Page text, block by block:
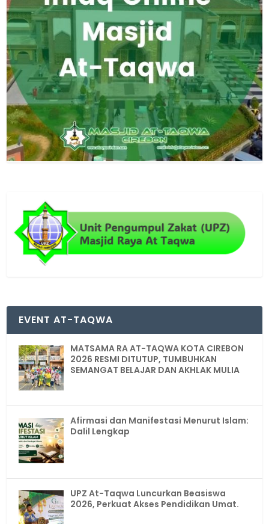
EVENT AT-TAQWA
MATSAMA RA AT-TAQWA KOTA CIREBON
2026 RESMI DITUTUP, TUMBUHKAN
SEMANGAT BELAJAR DAN AKHLAK MULIA
Afirmasi dan Manifestasi Menurut Islam:
Dalil Lengkap
UPZ At-Taqwa Luncurkan Beasiswa
2026, Perkuat Akses Pendidikan Umat.